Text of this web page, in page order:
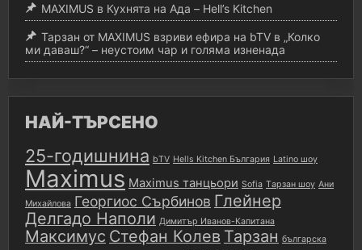
MAXIMUS в Кухнята на Ада – Hell’s Kitchen
Тарзан от MAXIMUS взриви ефира на bTV в „Колко
ми даваш?“ – неустоим чар и голяма изненада
НАЙ-ТЪРСЕНО
25-годишнина bTV Hells Kitchen България Latino шоу
Maximus Maximus танцьори Sofia Tарзан шоу Ани
Михайлова Георгиос Сърбинов Глейнер
Делгадо Наполи Димитър Иванов-Капитана
Максимус Стефан Колев Тарзан българска